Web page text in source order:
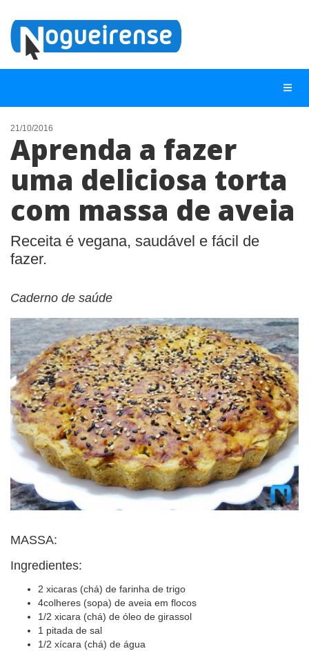
NOTÍCIAS
LISTA DIGITAL
CONTATO
21/10/2016
Aprenda a fazer
uma deliciosa torta
com massa de aveia
Receita é vegana, saudável e fácil de
fazer.
Caderno de saúde
MASSA:
Ingredientes:
2 xicaras (chá) de farinha de trigo
4colheres (sopa) de aveia em flocos
1/2 xicara (chá) de óleo de girassol
1 pitada de sal
1/2 xícara (chá) de água